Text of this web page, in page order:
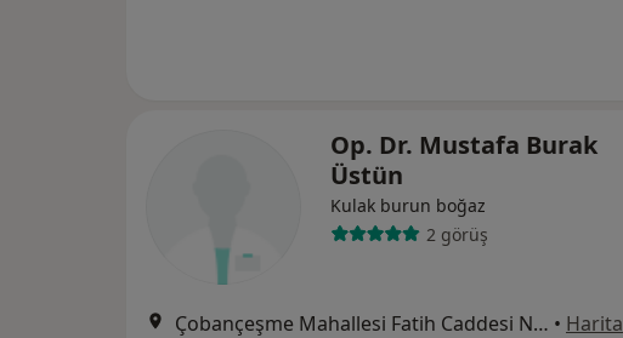
Op. Dr. Mustafa Burak
Üstün
Kulak burun boğaz
2 görüş
Çobançeşme Mahallesi Fatih Caddesi No:1/8, Bahçelievler • Harita